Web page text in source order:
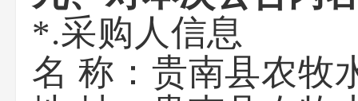
*.采购人信息
名 称： 贵南县农牧